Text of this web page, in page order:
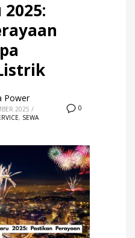
0
Power
2025 /
, SEWA